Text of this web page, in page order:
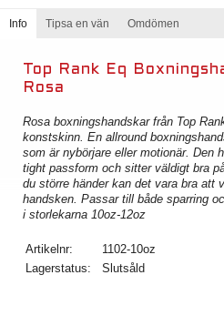
Info Tipsa en vän Omdömen
Top Rank Eq
Rosa
Rosa boxningshandskar från Top
konstskinn. En allround
som är nybörjare eller motionär. Den
tight passform och sitter väldigt bra
du större händer kan det vara bra att
handsken. Passar till både sparring
i storlekarna 10oz-12oz
Artikelnr:
1102-10oz
Lagerstatus:
Slutsåld